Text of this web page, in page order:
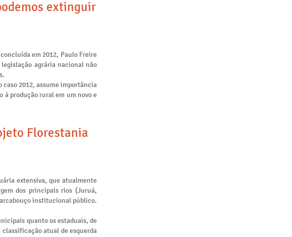
extinguir
em 2012, Paulo Freire
agrária nacional não
2012, assume importância
produção rural em um novo e
Florestania
extensiva, que atualmente
dos principais rios (Juruá,
arcabouço institucional público.
quanto os estaduais, de
atual de esquerda